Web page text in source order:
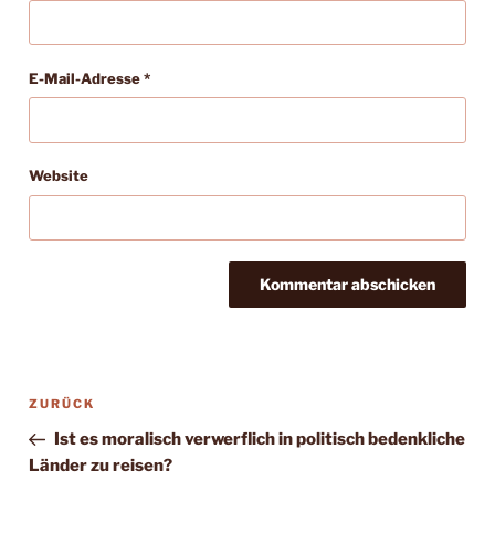
E-Mail-Adresse*
Website
Beitragsnavigation
Vorheriger
Beitrag
ZURÜCK
Ist es moralisch verwerflich in politisch bedenkliche
Länder zu reisen?